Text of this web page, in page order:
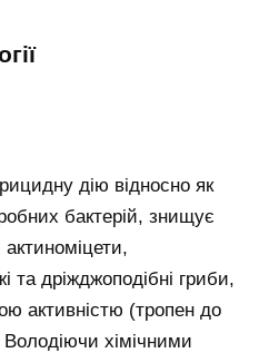
дію відносно як
бактерій, знищує
та дріжджоподібні гриби,
активністю (тропен до
Володіючи хімічними